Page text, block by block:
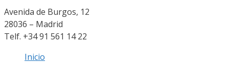
Avenida de Burgos, 12
28036 – Madrid
Telf. +34 91 561 14 22
Inicio